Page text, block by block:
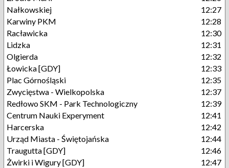
Nałkowskiej
12:27
Karwiny PKM
12:28
Racławicka
12:30
Lidzka
12:31
Olgierda
12:32
Łowicka [GDY]
12:33
Plac Górnośląski
12:35
Zwycięstwa - Wielkopolska
12:37
Redłowo SKM - Park Technologiczny
12:39
Centrum Nauki Experyment
12:41
Harcerska
12:42
Urząd Miasta - Świętojańska
12:44
Traugutta [GDY]
12:46
Żwirki i Wigury [GDY]
12:47